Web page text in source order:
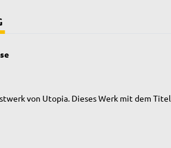
von Utopia. Dieses Werk mit dem Titel